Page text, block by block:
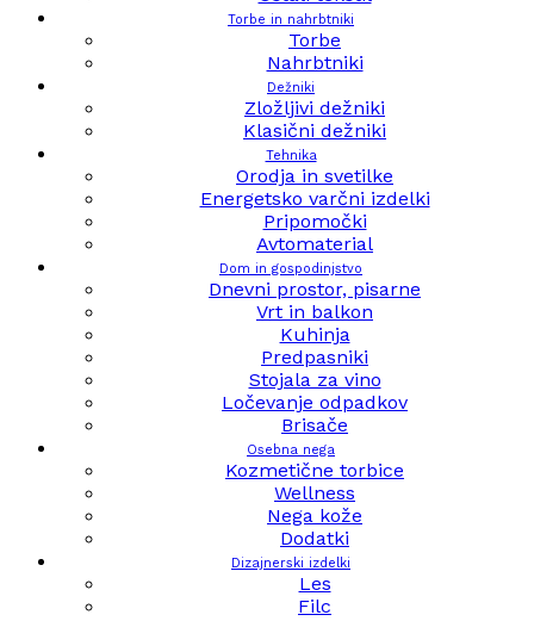
Torbe in nahrbtniki
Torbe
Nahrbtniki
Dežniki
Zložljivi dežniki
Klasični dežniki
Tehnika
Orodja in svetilke
Energetsko varčni izdelki
Pripomočki
Avtomaterial
Dom in gospodinjstvo
Dnevni prostor, pisarne
Vrt in balkon
Kuhinja
Predpasniki
Stojala za vino
Ločevanje odpadkov
Brisače
Osebna nega
Kozmetične torbice
Wellness
Nega kože
Dodatki
Dizajnerski izdelki
Les
Filc